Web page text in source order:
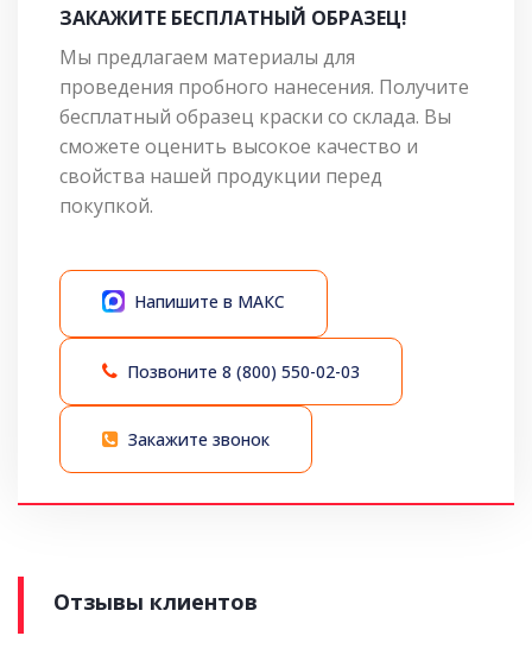
ЗАКАЖИТЕ БЕСПЛАТНЫЙ ОБРАЗЕЦ!
Мы предлагаем материалы для
проведения пробного нанесения. Получите
бесплатный образец краски со склада. Вы
сможете оценить высокое качество и
свойства нашей продукции перед
покупкой.
Напишите в МАКС
Позвоните 8 (800) 550-02-03
Закажите звонок
Отзывы клиентов